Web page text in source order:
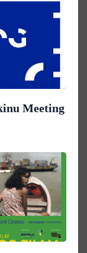
Meeting